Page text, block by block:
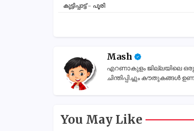
കുട്ടിപ്പാട്ട് - പൂരി
Mash
എറണാകുളം ജില്ലയിലെ ഒരു
ചിന്തിപ്പിച്ചും കൗതുകങ്ങൾ
You May Like